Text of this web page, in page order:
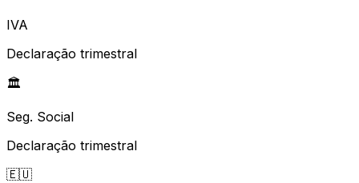
IVA
Declaração trimestral
🏛️
Seg. Social
Declaração trimestral
🇪🇺